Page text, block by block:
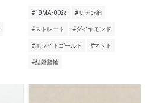
#18MA-002a #サテン細
#ストレート #ダイヤモンド
#ホワイトゴールド #マット
#結婚指輪